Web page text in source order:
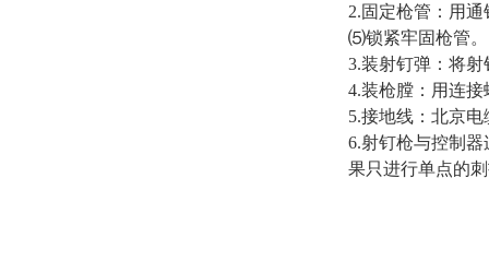
2.固定枪管：用
⑸锁紧牢固枪管。
3.装射钉弹：将
4.装枪膛：用连
5.接地线：北京
6.射钉枪与控制
果只进行单点的